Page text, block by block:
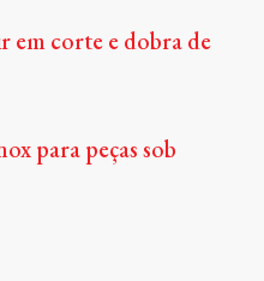
em corte e dobra de
para peças sob